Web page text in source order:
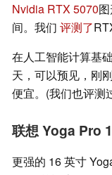
Nvidia RTX 5070
间。我们 评测了
在人工智能计算基
天，可以预见，刚
便宜。(我们也评测
联想 Yoga Pro
更强的 16 英寸